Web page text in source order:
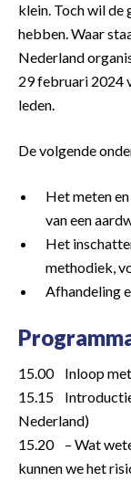
klein. Toch wil de
hebben. Waar
Nederland
29 februari 2024
leden.
De volgende
Het meten
van een
Het
methodiek,
Afhandeling
15.00 Inloop
15.15
Nederland)
15.20 – Wat
kunnen we het